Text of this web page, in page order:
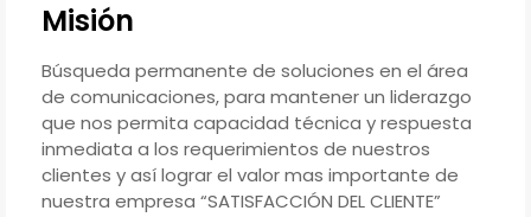
Misión
Búsqueda permanente de soluciones en el área
de comunicaciones, para mantener un liderazgo
que nos permita capacidad técnica y respuesta
inmediata a los requerimientos de nuestros
clientes y así lograr el valor mas importante de
nuestra empresa “SATISFACCIÓN DEL CLIENTE”